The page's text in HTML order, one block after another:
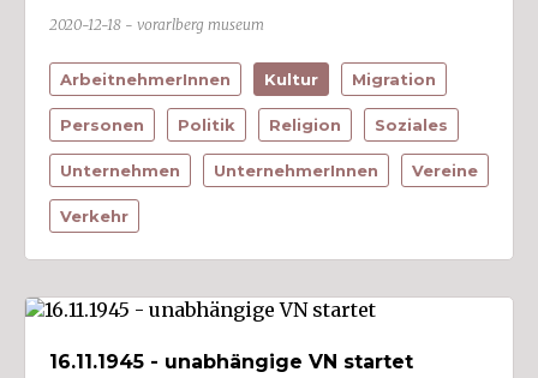
Grafik/Werbung (2)
Handel (2)
Handwerk (2)
Haushalt
Holzverarbeitung
Kunst/Kultur
Metall/Elektro/Elektronik (6)
Musik/Unterhaltung
2020-12-18 - vorarlberg museum
ArbeitnehmerInnen Kultur Migration
Personen Politik Religion Soziales
Unternehmen UnternehmerInnen Vereine
Verkehr
16.11.1945 - unabhängige VN startet